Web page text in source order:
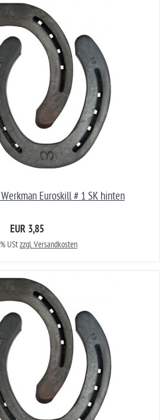
Euroskill # 1 SK hinten
EUR 3,85
UStzzgl. Versandkosten